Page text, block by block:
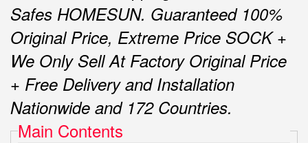
Safes HOMESUN. Guaranteed 100%
Original Price, Extreme Price SOCK +
We Only Sell At Factory Original Price
+ Free Delivery and Installation
Nationwide and 172 Countries.
Main Contents